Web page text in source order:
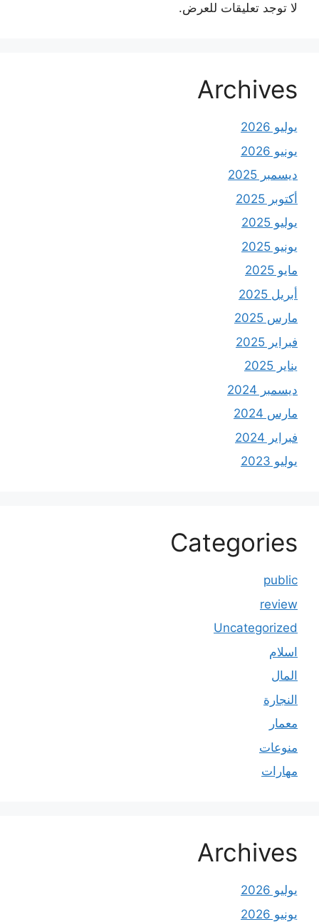
لا توجد تعليقات للعرض.
Archives
يوليو 2026
يونيو 2026
ديسمبر 2025
أكتوبر 2025
يوليو 2025
يونيو 2025
مايو 2025
أبريل 2025
مارس 2025
فبراير 2025
يناير 2025
ديسمبر 2024
مارس 2024
فبراير 2024
يوليو 2023
Categories
public
review
Uncategorized
اسلام
المال
النجارة
معمار
منوعات
مهارات
Archives
يوليو 2026
يونيو 2026